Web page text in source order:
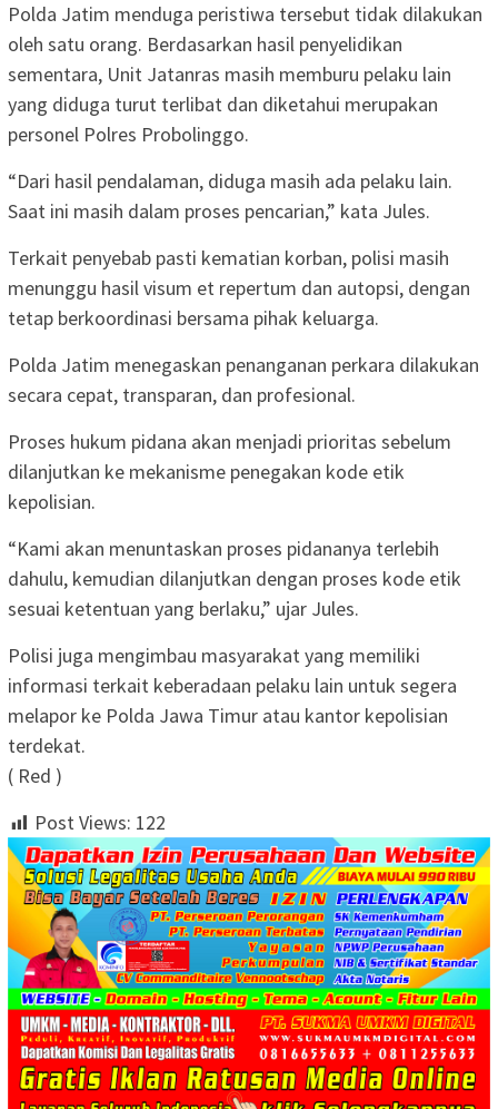
Polda Jatim menduga peristiwa tersebut tidak dilakukan
oleh satu orang. Berdasarkan hasil penyelidikan
sementara, Unit Jatanras masih memburu pelaku lain
yang diduga turut terlibat dan diketahui merupakan
personel Polres Probolinggo.
“Dari hasil pendalaman, diduga masih ada pelaku lain.
Saat ini masih dalam proses pencarian,” kata Jules.
Terkait penyebab pasti kematian korban, polisi masih
menunggu hasil visum et repertum dan autopsi, dengan
tetap berkoordinasi bersama pihak keluarga.
Polda Jatim menegaskan penanganan perkara dilakukan
secara cepat, transparan, dan profesional.
Proses hukum pidana akan menjadi prioritas sebelum
dilanjutkan ke mekanisme penegakan kode etik
kepolisian.
“Kami akan menuntaskan proses pidananya terlebih
dahulu, kemudian dilanjutkan dengan proses kode etik
sesuai ketentuan yang berlaku,” ujar Jules.
Polisi juga mengimbau masyarakat yang memiliki
informasi terkait keberadaan pelaku lain untuk segera
melapor ke Polda Jawa Timur atau kantor kepolisian
terdekat.
( Red )
Post Views: 122